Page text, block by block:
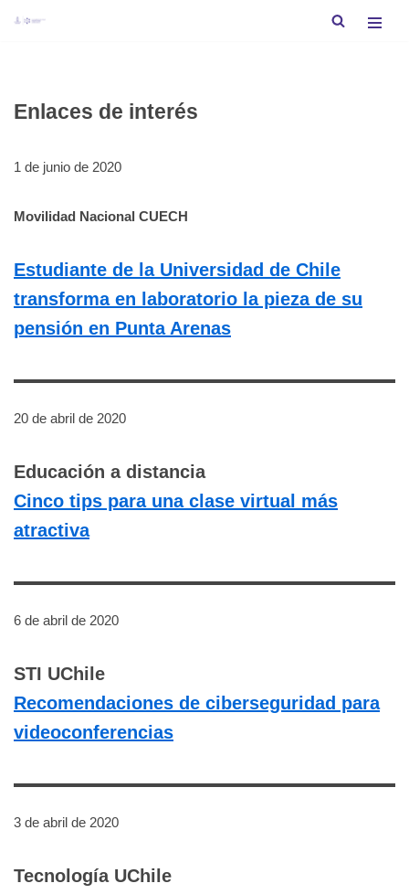
Enlaces de interés
1 de junio de 2020
Movilidad Nacional CUECH
Estudiante de la Universidad de Chile
transforma en laboratorio la pieza de su
pensión en Punta Arenas
20 de abril de 2020
Educación a distancia
Cinco tips para una clase virtual más
atractiva
6 de abril de 2020
STI UChile
Recomendaciones de ciberseguridad para
videoconferencias
3 de abril de 2020
Tecnología UChile